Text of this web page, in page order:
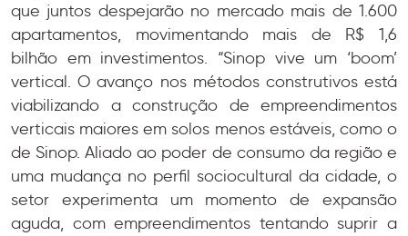
que juntos despejarão no mercado mais de 1.600
apartamentos, movimentando mais de R$ 1,6
bilhão em investimentos. “Sinop vive um ‘boom’
vertical. O avanço nos métodos construtivos está
viabilizando a construção de empreendimentos
verticais maiores em solos menos estáveis, como o
de Sinop. Aliado ao poder de consumo da região e
uma mudança no perfil sociocultural da cidade, o
setor experimenta um momento de expansão
aguda, com empreendimentos tentando suprir a